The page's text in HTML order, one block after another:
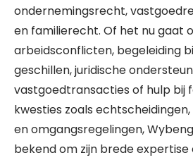
ondernemingsrecht,
en familierecht. Of het nu gaat
arbeidsconflicten, begeleiding
geschillen, juridische
vastgoedtransacties of hulp bij
kwesties zoals
en omgangsregelingen,
bekend om zijn brede expertise